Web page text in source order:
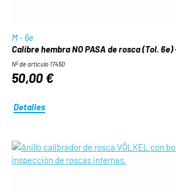
M - 6e
Calibre hembra NO PASA de rosca (Tol. 6e)
Nº de artículo 17450
50,00 €
Detalles